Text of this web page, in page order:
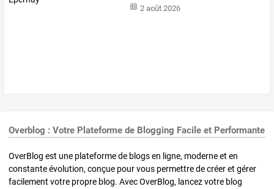
2 août 2026
Overblog : Votre Plateforme de Blogging Facile et Performante
OverBlog est une plateforme de blogs en ligne, moderne et en
constante évolution, conçue pour vous permettre de créer et gérer
facilement votre propre blog. Avec OverBlog, lancez votre blog